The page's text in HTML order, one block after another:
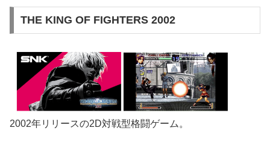
THE KING OF FIGHTERS 2002
2002年リリースの2D対戦型格闘ゲーム。